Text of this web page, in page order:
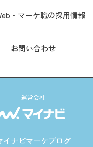
・マーケ職の採用情報
お問い合わせ
運営会社
イナビマーケブログ